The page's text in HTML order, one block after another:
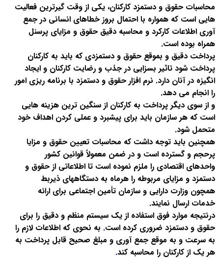
محاسبات حقوق و دستمزد کارکنان، یکی از وقت گیرترین فعالیت
هایی است که همواره با احتمال بروز خطاهای انسانی در جمع
آوری اطلاعات کارکرد و محاسبه دقیق حقوق و مزایای پرسنل
همراه بوده است.
پرداخت دقیق و بموقع حقوق و دستمزدی که باید به کارکنان
پرداخت شود تاثیر بسزایی در جذب و رضایت کارکنان و ایجاد
انگیزه در آنان دارد. نرم افزار حقوق و دستمزد با برنامه ریزی امور
را انجام می دهد.
و از سوی دیگر پرداخت به کارکنان از سنگین ترین هزینه هایی
است که هر سازمان باید برای پیشبرد و عملی کردن اهداف خود
متحمل شود.
همچنین باید توجه داشت که محاسبات تعیین حقوق و مزایا
پرحجم و گسترده است و در ضمن معمولاً قوانین کشور
واحدهای اقتصادی را ملزم نموده است تا اطلاعاتی از حقوق و
دستمزد و مزایای مربوطه را هرماه به دستگاههای ذیربط
همچون وزارت دارایی و سازمان تأمین اجتماعی برای ارائه
خدمات ارسال نمایند.
درنتیجه موارد فوق استفاده از یک سیستم منظم و دقیق را برای
حقوق و دستمزد ضروری کرده است. به نحوی که اطلاعات لازم را
به سرعت و به موقع جمع آوری و مبلغ صحیح قابل پرداخت به
هر یک از کارکنان را محاسبه کند.